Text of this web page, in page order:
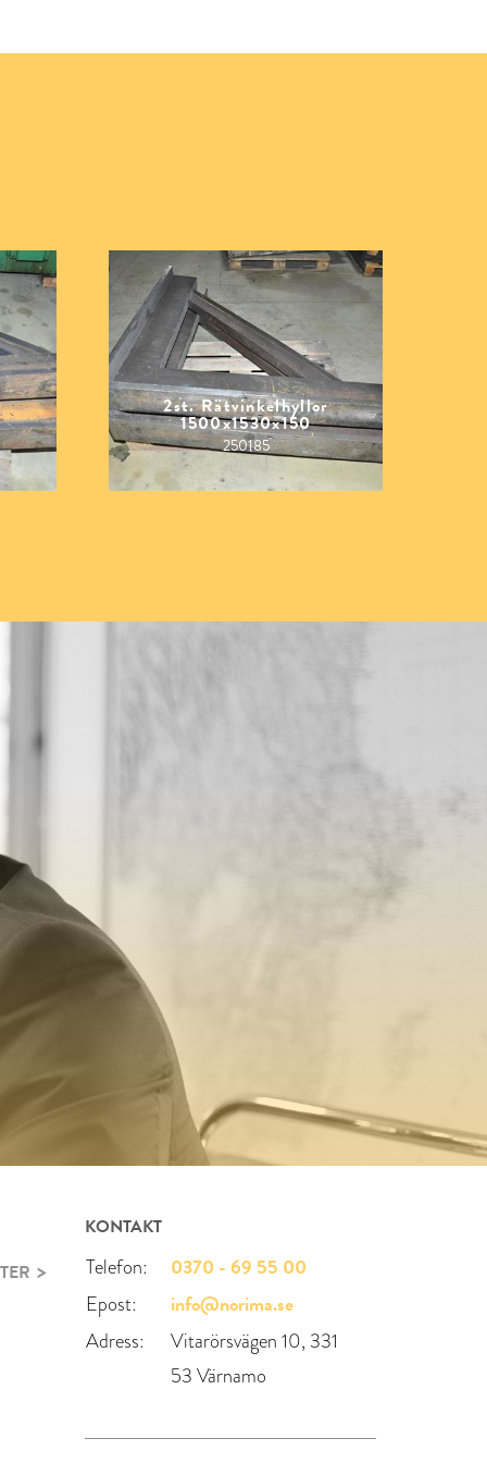
2st. Rätvinkelhyllor
1500x1530x150
250185
KONTAKT
Telefon: 0370 - 69 55 00
Epost: info@norima.se
Adress:
Vitarörsvägen 10, 331
53 Värnamo